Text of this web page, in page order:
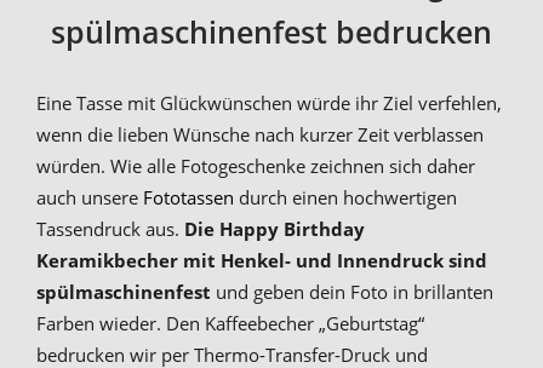
spülmaschinenfest bedrucken
Eine Tasse mit Glückwünschen würde ihr Ziel verfehlen,
wenn die lieben Wünsche nach kurzer Zeit verblassen
würden. Wie alle Fotogeschenke zeichnen sich daher
auch unsere Fototassen durch einen hochwertigen
Tassendruck aus. Die Happy Birthday
Keramikbecher mit Henkel- und Innendruck sind
spülmaschinenfest und geben dein Foto in brillanten
Farben wieder. Den Kaffeebecher „Geburtstag“
bedrucken wir per Thermo-Transfer-Druck und